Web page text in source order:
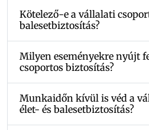
Kötelező-e a vállalati
balesetbiztosítás?
Milyen eseményekre nyújt
csoportos biztosítás?
Munkaidőn kívül is véd a
élet- és balesetbiztosítás?